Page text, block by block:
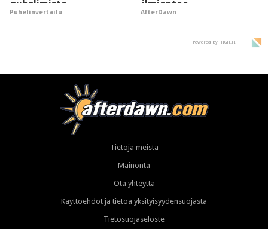
puhelimista
supersuosittuja
Puhelinvertailu
ilmiantaa
tekoälytauhkan
AfterDawn
Powered by HIGH.FI
Tietoja meistä
Mainonta
Ota yhteyttä
Käyttöehdot ja tietoa yksityisyydensuojasta
Tietosuojaseloste